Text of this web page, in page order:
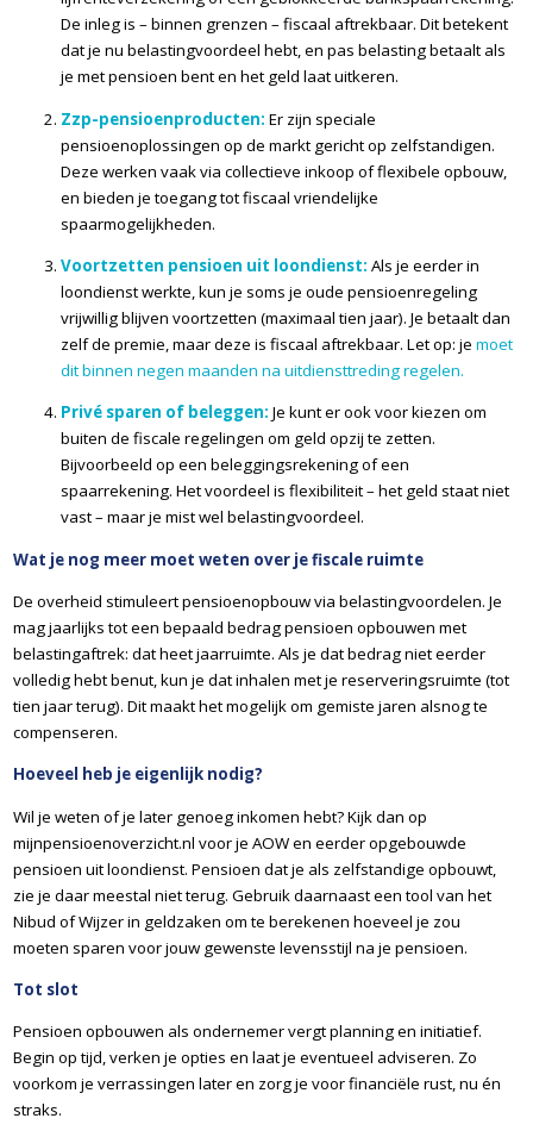
De inleg is – binnen grenzen – fiscaal aftrekbaar. Dit betekent
dat je nu belastingvoordeel hebt, en pas belasting betaalt als
je met pensioen bent en het geld laat uitkeren.
Zzp-pensioenproducten:Er zijn speciale
pensioenoplossingen op de markt gericht op zelfstandigen.
Deze werken vaak via collectieve inkoop of flexibele opbouw,
en bieden je toegang tot fiscaal vriendelijke
spaarmogelijkheden.
Voortzetten pensioen uit loondienst:Als je eerder in
loondienst werkte, kun je soms je oude pensioenregeling
vrijwillig blijven voortzetten (maximaal tien jaar). Je betaalt dan
zelf de premie, maar deze is fiscaal aftrekbaar. Let op: jemoet
dit binnen negen maanden na uitdiensttreding regelen.
Privé sparen of beleggen:Je kunt er ook voor kiezen om
buiten de fiscale regelingen om geld opzij te zetten.
Bijvoorbeeld op een beleggingsrekening of een
spaarrekening. Het voordeel is flexibiliteit – het geld staat niet
vast – maar je mist wel belastingvoordeel.
Wat je nog meer moet weten over je fiscale ruimte
De overheid stimuleert pensioenopbouw via belastingvoordelen. Je
mag jaarlijks tot een bepaald bedrag pensioen opbouwen met
belastingaftrek: dat heet jaarruimte. Als je dat bedrag niet eerder
volledig hebt benut, kun je dat inhalen met je reserveringsruimte (tot
tien jaar terug). Dit maakt het mogelijk om gemiste jaren alsnog te
compenseren.
Hoeveel heb je eigenlijk nodig?
Wil je weten of je later genoeg inkomen hebt? Kijk dan op
mijnpensioenoverzicht.nl voor je AOW en eerder opgebouwde
pensioen uit loondienst. Pensioen dat je als zelfstandige opbouwt,
zie je daar meestal niet terug. Gebruik daarnaast een tool van het
Nibud of Wijzer in geldzaken om te berekenen hoeveel je zou
moeten sparen voor jouw gewenste levensstijl na je pensioen.
Tot slot
Pensioen opbouwen als ondernemer vergt planning en initiatief.
Begin op tijd, verken je opties en laat je eventueel adviseren. Zo
voorkom je verrassingen later en zorg je voor financiële rust, nu én
straks.